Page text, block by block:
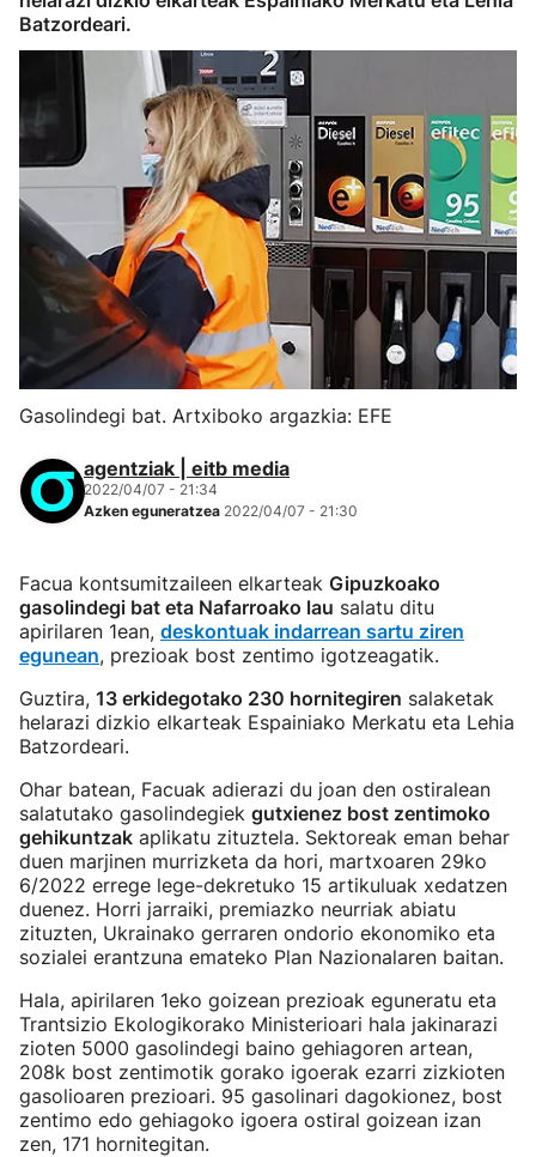
Batzordeari.
Gasolindegi bat. Artxiboko argazkia: EFE
agentziak | eitb media
2022/04/07 - 21:34
Azken eguneratzea 2022/04/07 - 21:30
Facua kontsumitzaileen elkarteak Gipuzkoako
gasolindegi bat eta Nafarroako lau salatu ditu
apirilaren 1ean, deskontuak indarrean sartu ziren
egunean, prezioak bost zentimo igotzeagatik.
Guztira, 13 erkidegotako 230 hornitegiren salaketak
helarazi dizkio elkarteak Espainiako Merkatu eta Lehia
Batzordeari.
Ohar batean, Facuak adierazi du joan den ostiralean
salatutako gasolindegiek gutxienez bost zentimoko
gehikuntzak aplikatu zituztela. Sektoreak eman behar
duen marjinen murrizketa da hori, martxoaren 29ko
6/2022 errege lege-dekretuko 15 artikuluak xedatzen
duenez. Horri jarraiki, premiazko neurriak abiatu
zituzten, Ukrainako gerraren ondorio ekonomiko eta
sozialei erantzuna emateko Plan Nazionalaren baitan.
Hala, apirilaren 1eko goizean prezioak eguneratu eta
Trantsizio Ekologikorako Ministerioari hala jakinarazi
zioten 5000 gasolindegi baino gehiagoren artean,
208k bost zentimotik gorako igoerak ezarri zizkioten
gasolioaren prezioari. 95 gasolinari dagokionez, bost
zentimo edo gehiagoko igoera ostiral goizean izan
zen, 171 hornitegitan.